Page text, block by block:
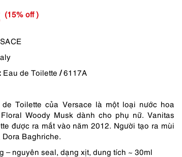
1,189,000 ₫.
là:
(15% off )
Eau de Toilette /6117A
de Toilette của Versace là một loại nước hoa
Woody Musk dành cho phụ nữ. Vanitas
được ra mắt vào năm 2012. Người tạo ra mùi
Baghriche.
– nguyên seal, dạng xịt, dung tích ~ 30ml